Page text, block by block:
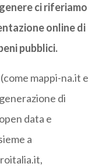
ci riferiamo
online di
pubblici.
mappi-na.it e
di
data e
a